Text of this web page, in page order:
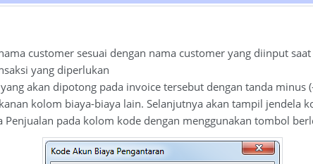
customer sesuai dengan nama customer yang diinput
yang diperlukan
akan dipotong pada invoice tersebut dengan tanda minus
kolom biaya-biaya lain. Selanjutnya akan tampil jendela
pada kolom kode dengan menggunakan tombol